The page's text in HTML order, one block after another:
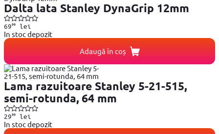
Dalta lata Stanley DynaGrip 12mm
6999lei
In stoc depozit
Adaugă în coș
Lama razuitoare Stanley 5-21-515,
semi-rotunda, 64 mm
2999lei
In stoc depozit